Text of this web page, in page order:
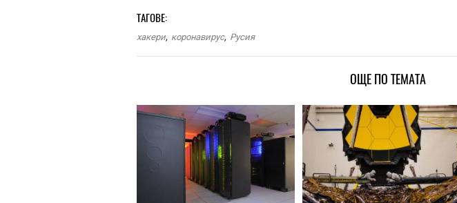
ТАГОВЕ:
хакери, коронавирус, Русия
ОЩЕ ПО ТЕМАТА